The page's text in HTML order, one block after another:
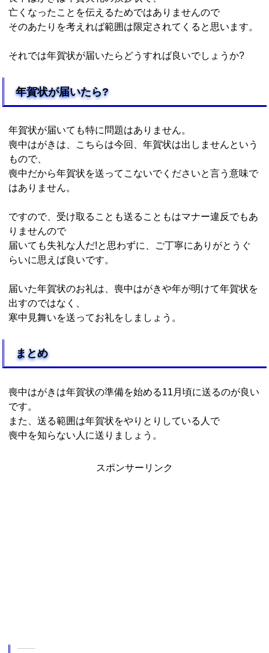
亡くなったことを伝えるためではありませんので
そのあたりを考えれば範囲は限定されてくると思います。
それでは年賀状が届いたらどうすれば良いでしょうか?
年賀状が届いたら?
年賀状が届いても特に問題はありません。
喪中はがきは、こちらは今回、年賀状は出しませんという
もので、
喪中だから年賀状を送ってこないでくださいと言う意味で
はありません。
ですので、受け取ることも送ることもはマナー違反でもあ
りませんので
届いても失礼な人だ!と思わずに、ご丁寧にありがとうぐ
らいに思えば良いです。
届いた年賀状のお礼は、喪中はがきや年が明けて年賀状を
出すのではなく、
寒中見舞いを送ってお礼をしましょう。
まとめ
喪中はがきは年賀状の準備を始める11月頃に送るのが良い
です。
また、送る範囲は年賀状をやりとりしている人で
喪中を知らない人に送りましょう。
スポンサーリンク